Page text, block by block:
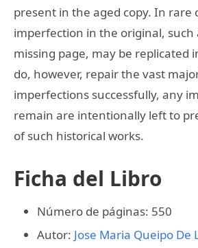
present in the aged copy. In rare
imperfection in the original, such
missing page, may be replicated
do, however, repair the vast
imperfections successfully, any
remain are intentionally left to
of such historical works.
Ficha del Libro
Número de páginas: 550
Autor: Jose Maria Queipo De